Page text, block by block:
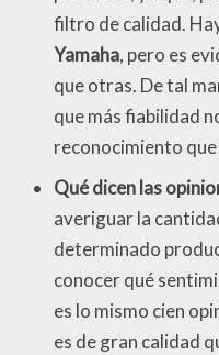
filtro de calidad.
Yamaha, pero es
que otras. De tal
que más fiabilidad
reconocimiento
Qué dicen las
averiguar la
determinado
conocer qué
es lo mismo cien
es de gran calidad